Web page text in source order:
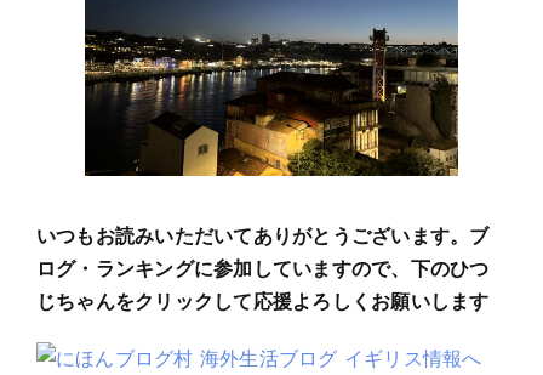
いつもお読みいただいてありがとうございます。ブ
ログ・ランキングに参加していますので、下のひつ
じちゃんをクリックして応援よろしくお願いします